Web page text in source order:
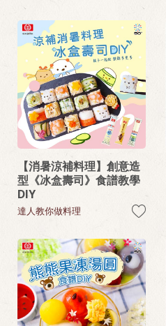
【消暑涼補料理】創意造
型《冰盒壽司》食譜教學
DIY
達人教你做料理